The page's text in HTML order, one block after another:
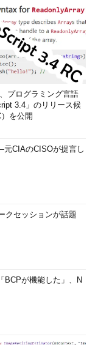
プログラミング言語
3.4」のリリース候
を公開
CIAのCISOが提言し
クセッションが話題
BCPが機能した」、N